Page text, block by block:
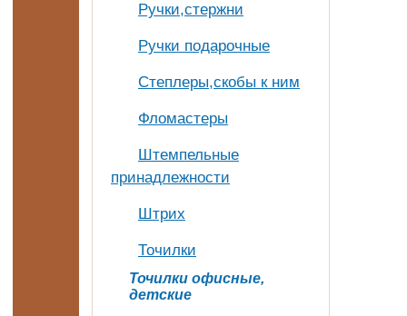
Ручки,стержни
Ручки подарочные
Степлеры,скобы к ним
Фломастеры
Штемпельные
принадлежности
Штрих
Точилки
Точилки офисные,
детские